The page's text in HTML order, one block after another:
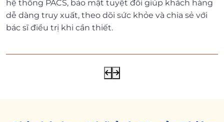
hệ thống PACS, bảo mật tuyệt đối giúp khách hàng
dễ dàng truy xuất, theo dõi sức khỏe và chia sẻ với
bác sĩ điều trị khi cần thiết.